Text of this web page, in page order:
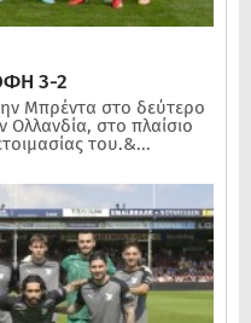
3-2
Μπρέντα στο δεύτερο
Ολλανδία, στο πλαίσιο
του.&...